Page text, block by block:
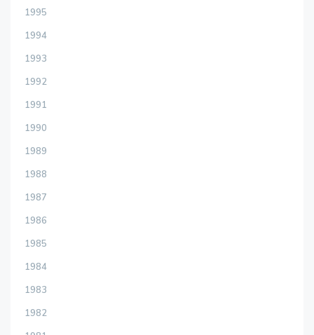
1995
1994
1993
1992
1991
1990
1989
1988
1987
1986
1985
1984
1983
1982